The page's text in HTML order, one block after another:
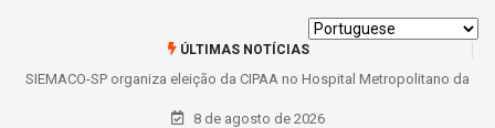
ÚLTIMAS NOTÍCIAS
SIEMACO-SP organiza eleição da CIPAA no Hospital Metropolitano da
Lapa e fortalece participação dos trabalhadores
8 de agosto de 2026